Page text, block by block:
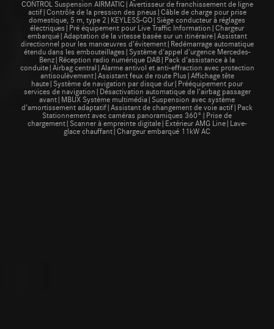
CONTROL Suspension AIRMATIC|Avertisseur de franchissement de ligne
actif|Contrôle de la pression des pneus|Câble de charge pour prise
domestique, 5 m, type 2|KEYLESS-GO|Siège conducteur à réglages
électriques|Pré équipement pour Live Traffic Information|Chargeur
embarqué|Adaptation de la vitesse basée sur un itinéraire|Assistant
directionnel pour les manœuvres d’évitement|Redémarrage automatique
étendu dans les embouteillages|Système d'appel d'urgence Mercedes-
Benz|Réception radio numérique DAB|Pack d'assistance à la
conduite|Airbag central|Alarme antivol et anti-effraction avec protection
antisoulèvement|Assistant feux de route Plus|Affichage tête
haute|Système de navigation par disque dur|Prééquipement pour
services de navigation|Désactivation automatique de l'airbag passager
avant|MBUX Système multimédia|Suspension avec système
d’amortissement adaptatif|Assistant de changement de voie actif|Pack
Stationnement avec caméras panoramiques 360°|Prise de
chargement|Scanner à empreinte digitale|Extérieur AMG Line|Lave-
glace chauffant|Chargeur embarqué 11kW AC